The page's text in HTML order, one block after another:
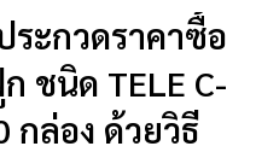
ระกวดราคาซื้อ
ชนิด TELE C-
กล่อง ด้วยวิธี